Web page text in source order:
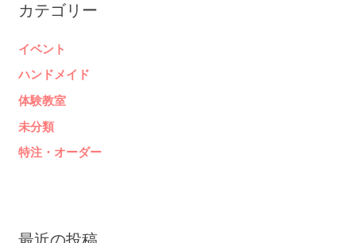
カテゴリー
イベント
ハンドメイド
体験教室
未分類
特注・オーダー